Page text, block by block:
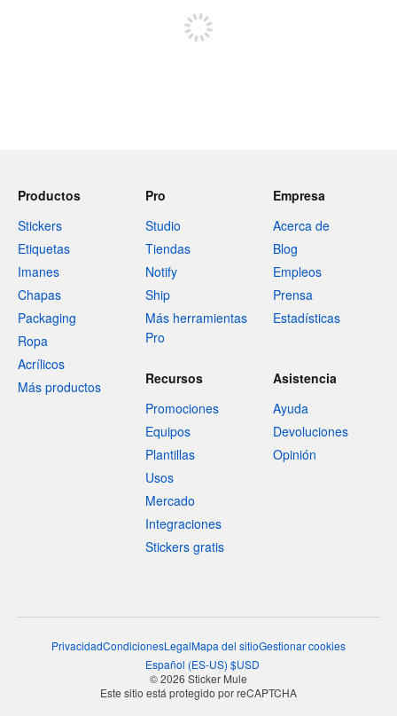
Productos
Stickers
Etiquetas
Imanes
Chapas
Packaging
Ropa
Acrílicos
Más productos
Pro
Studio
Tiendas
Notify
Ship
Más herramientas
Pro
Empresa
Acerca de
Blog
Empleos
Prensa
Estadísticas
Recursos
Promociones
Equipos
Plantillas
Usos
Mercado
Integraciones
Stickers gratis
Asistencia
Ayuda
Devoluciones
Opinión
PrivacidadCondicionesLegalMapa del sitioGestionar cookies
Español (ES-US) $USD
© 2026 Sticker Mule
Este sitio está protegido por reCAPTCHA